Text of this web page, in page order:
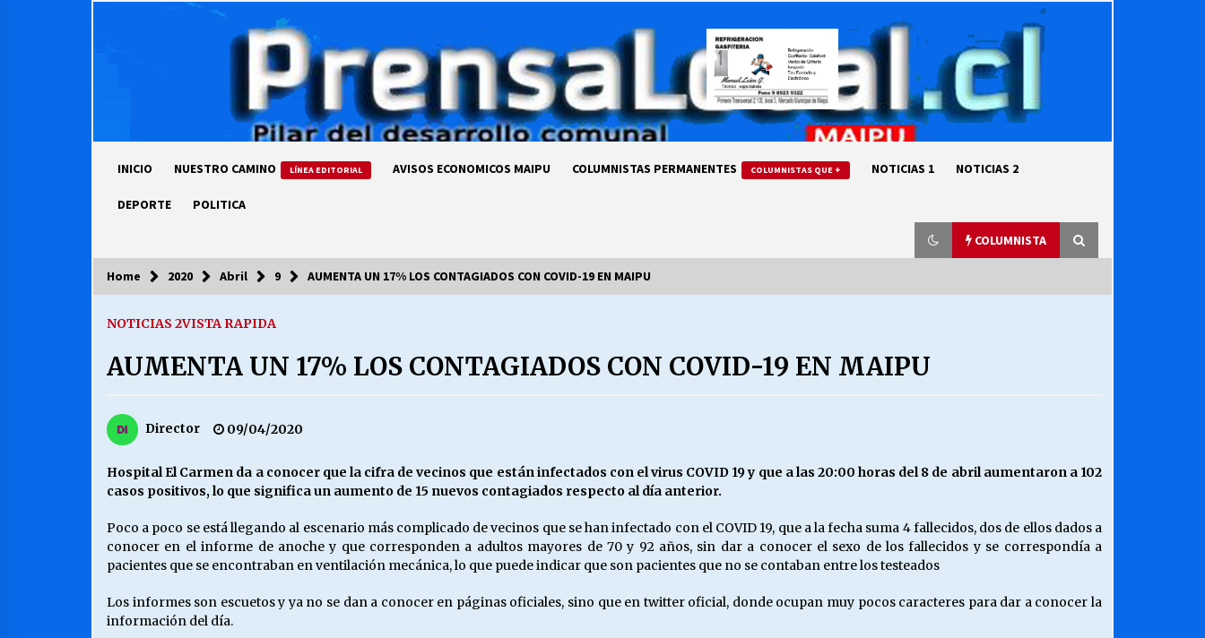
INICIO NUESTRO CAMINO LÍNEA EDITORIAL AVISOS ECONOMICOS MAIPU COLUMNISTAS PERMANENTES COLUMNISTAS QUE + NOTICIAS 1 NOTICIAS 2
DEPORTE POLITICA
COLUMNISTA
COLUMNISTA
luz… ¿Y cuándo van a bajar?
03/08/2026
69 AÑOS DE HISTORIA
28/07/2026
EL CUMPLEAÑOS 69
27/07/2026
MUNICIPALIDAD, TRABAJADORES,
CLIMA LABORAL:
16/06/2026
28/05/2026 16/05/2026
(Salvar Nuestras Almas)
30/04/2026
18/04/2026 06/04/2026
Home 2020 Abril 9 AUMENTA UN 17% LOS CONTAGIADOS CON COVID-19 EN MAIPU
NOTICIAS 2VISTA RAPIDA
AUMENTA UN 17% LOS CONTAGIADOS CON COVID-19 EN MAIPU
Director 09/04/2020
Hospital El Carmen da a conocer que la cifra de vecinos que están infectados con el virus COVID 19 y que a las 20:00 horas del 8 de abril aumentaron a 102
casos positivos, lo que significa un aumento de 15 nuevos contagiados respecto al día anterior.
Poco a poco se está llegando al escenario más complicado de vecinos que se han infectado con el COVID 19, que a la fecha suma 4 fallecidos, dos de ellos dados a
conocer en el informe de anoche y que corresponden a adultos mayores de 70 y 92 años, sin dar a conocer el sexo de los fallecidos y se correspondía a
pacientes que se encontraban en ventilación mecánica, lo que puede indicar que son pacientes que no se contaban entre los testeados
Los informes son escuetos y ya no se dan a conocer en páginas oficiales, sino que en twitter oficial, donde ocupan muy pocos caracteres para dar a conocer la
información del día.